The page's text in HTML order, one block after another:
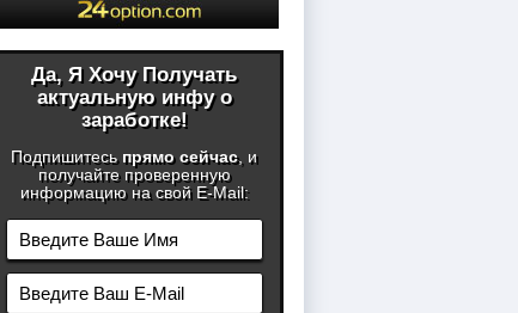
Да, Я Хочу Получать
актуальную инфу о
заработке!
Подпишитесь прямо сейчас, и
получайте проверенную
информацию на свой E-Mail: